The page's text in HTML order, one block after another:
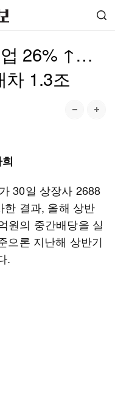
업 26% ↑…
차 1.3조
30일 상장사 2688
한 결과, 올해 상반
원의 중간배당을 실
으론 지난해 상반기
.